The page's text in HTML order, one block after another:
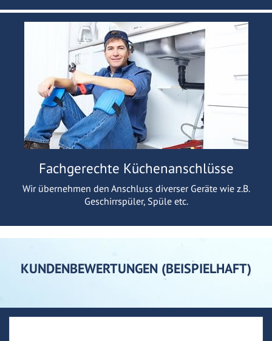
Fachgerechte Küchenanschlüsse
Wir übernehmen den Anschluss diverser Geräte wie z.B.
Geschirrspüler, Spüle etc.
KUNDENBEWERTUNGEN (BEISPIELHAFT)